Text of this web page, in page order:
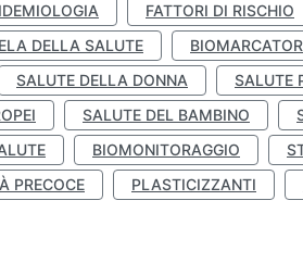
FATTORI DI RISCHIO
DELLA SALUTE
SALUTE DELLA DONNA SALUTE
SALUTE DEL BAMBINO
BIOMONITORAGGIO
PRECOCE PLASTICIZZANTI